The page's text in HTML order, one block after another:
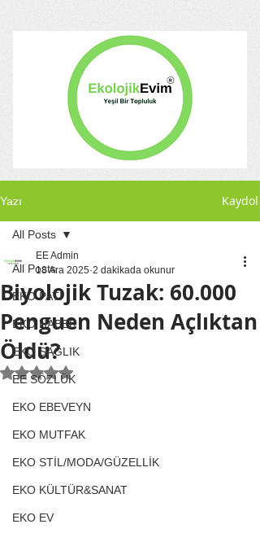
Yazı Kaydol
All Posts
EKO PATİ
EKO HABER
EKO SAĞLIK
EE SÖZLÜK
EKO EBEVEYN
EKO MUTFAK
EKO STİL/MODA/GÜZELLİK
EKO KÜLTÜR&SANAT
EKO EV
All Posts
Biyolojik Tuzak: 60.000
Penguen Neden Açlıktan
Öldü?
EE Admin
18 Ara 2025 2 dakikada okunur
5 üzerinden NaN yıldız